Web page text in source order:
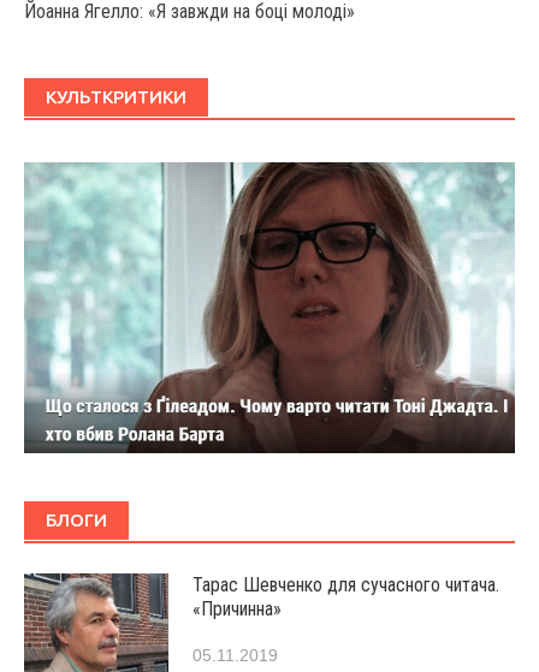
Йоанна Ягелло: «Я завжди на боці молоді»
КУЛЬТКРИТИКИ
БЛОГИ
Тарас Шевченко для сучасного читача.
«Причинна»
05.11.2019